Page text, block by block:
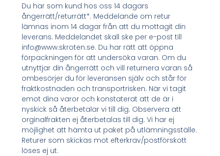
Du har som kund hos oss 14 dagars
ångerrätt/returrätt*. Meddelande om retur
lämnas inom 14 dagar från att du mottagit din
leverans. Meddelandet skall ske per e-post till
info@www.skroten.se. Du har rätt att öppna
förpackningen för att undersöka varan. Om du
utnyttjar din ångerrätt och vill returnera varan så
ombesörjer du för leveransen själv och står för
fraktkostnaden och transportrisken. När vi tagit
emot dina varor och konstaterat att de är i
nyskick så återbetalar vi till dig. Observera att
orginalfrakten ej återbetalas till dig. Vi har ej
möjlighet att hämta ut paket på utlämningsställe.
Returer som skickas mot efterkrav/postförskott
löses ej ut.